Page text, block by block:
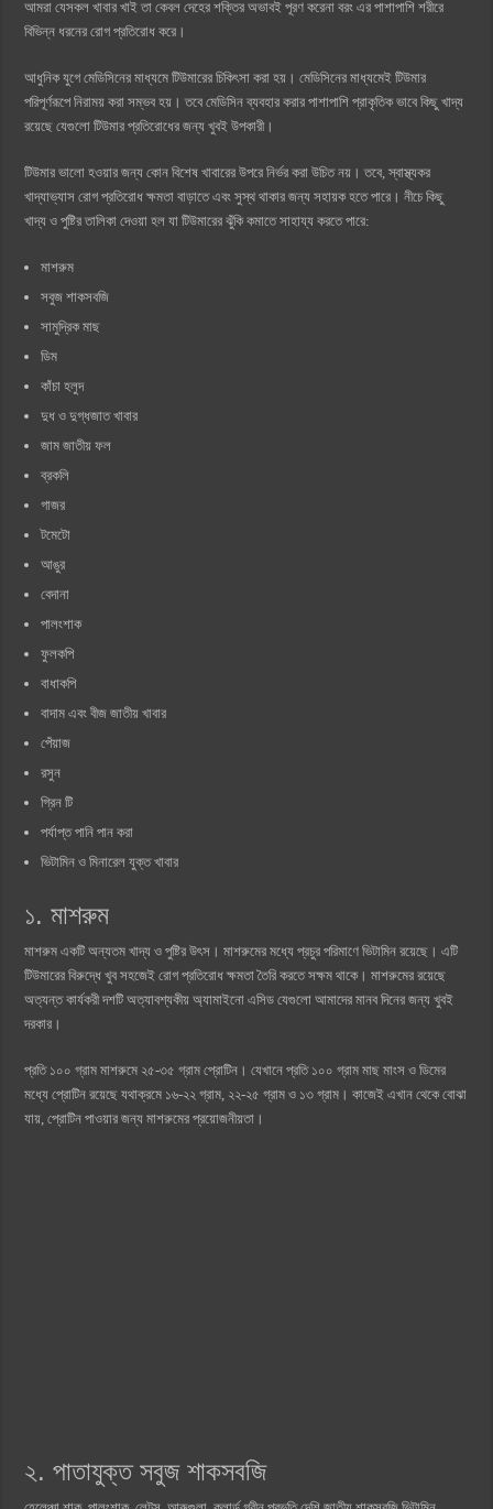
আমরা যেসকল খাবার খাই তা কেবল দেহের শক্তির অভাবই পূরণ করেনা বরং এর পাশাপাশি শরীরে
বিভিন্ন ধরনের রোগ প্রতিরোধ করে।
আধুনিক যুগে মেডিসিনের মাধ্যমে টিউমারের চিকিৎসা করা হয়। মেডিসিনের মাধ্যমেই টিউমার
পরিপূর্ণরূপে নিরাময় করা সম্ভব হয়। তবে মেডিসিন ব্যবহার করার পাশাপাশি প্রাকৃতিক ভাবে কিছু খাদ্য
রয়েছে যেগুলো টিউমার প্রতিরোধের জন্য খুবই উপকারী।
টিউমার ভালো হওয়ার জন্য কোন বিশেষ খাবারের উপরে নির্ভর করা উচিত নয়। তবে, স্বাস্থ্যকর
খাদ্যাভ্যাস রোগ প্রতিরোধ ক্ষমতা বাড়াতে এবং সুস্থ থাকার জন্য সহায়ক হতে পারে। নীচে কিছু
খাদ্য ও পুষ্টির তালিকা দেওয়া হল যা টিউমারের ঝুঁকি কমাতে সাহায্য করতে পারে:
মাশরুম
সবুজ শাকসবজি
সামুদ্রিক মাছ
ডিম
কাঁচা হলুদ
দুধ ও দুগ্ধজাত খাবার
জাম জাতীয় ফল
ব্রকলি
গাজর
টমেটো
আঙুর
বেদানা
পালংশাক
ফুলকপি
বাধাকপি
বাদাম এবং বীজ জাতীয় খাবার
পেঁয়াজ
রসুন
গ্রিন টি
পর্যাপ্ত পানি পান করা
ভিটামিন ও মিনারেল যুক্ত খাবার
১. মাশরুম
মাশরুম একটি অন্যতম খাদ্য ও পুষ্টির উৎস। মাশরুমের মধ্যে প্রচুর পরিমাণে ভিটামিন রয়েছে। এটি
টিউমারের বিরুদ্ধে খুব সহজেই রোগ প্রতিরোধ ক্ষমতা তৈরি করতে সক্ষম থাকে। মাশরুমের রয়েছে
অত্যন্ত কার্যকরী দশটি অত্যাবশ্যকীয় অ্যামাইনো এসিড যেগুলো আমাদের মানব দিনের জন্য খুবই
দরকার।
প্রতি ১০০ গ্রাম মাশরুমে ২৫-৩৫ গ্রাম প্রোটিন। যেখানে প্রতি ১০০ গ্রাম মাছ মাংস ও ডিমের
মধ্যে প্রোটিন রয়েছে যথাক্রমে ১৬-২২ গ্রাম, ২২-২৫ গ্রাম ও ১৩ গ্রাম। কাজেই এখান থেকে বোঝা
যায়, প্রোটিন পাওয়ার জন্য মাশরুমের প্রয়োজনীয়তা।
২. পাতাযুক্ত সবুজ শাকসবজি